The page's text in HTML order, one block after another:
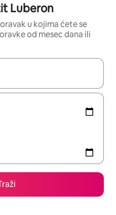
Luberon
u kojima ćete se
od mesec dana ili
da se krećete kroz njih